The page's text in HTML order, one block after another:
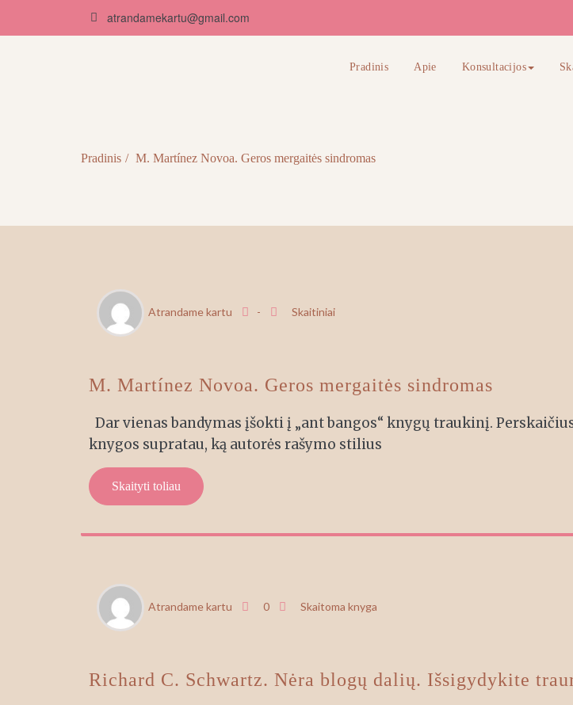
atrandamekartu@gmail.com
Pradinis Apie Konsultacijos
Pradinis M. Martínez Novoa. Geros mergaitės sindromas
RGP
4 Atrandame kartu - Skaitiniai
M. Martínez Novoa. Geros mergaitės sindromas
Dar vienas bandymas įšokti į „ant bangos“ knygų traukinį.
knygos supratau, ką autorės rašymo stilius
Skaityti toliau
BIR
5 Atrandame kartu 0 Skaitoma knyga
Richard C. Schwartz. Nėra blogų dalių. Išsigydykite